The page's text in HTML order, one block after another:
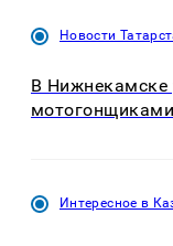
Новости
В Нижнекамске
Интересное в